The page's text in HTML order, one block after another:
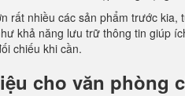
rất nhiều các sản phẩm trước kia,
khả năng lưu trữ thông tin giúp
chiếu khi cần.
cho văn phòng